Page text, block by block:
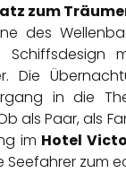
zum
des
Schiffsdesign
Die
in die
als Paar, als
im Hotel
Seefahrer zum